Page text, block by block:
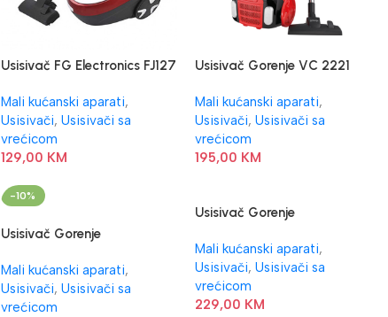
Usisivač FG Electronics FJ127
Mali kućanski aparati,
Usisivači, Usisivači sa
vrećicom
129,00 KM
Usisivač Gorenje VC 2221
Mali kućanski aparati,
Usisivači, Usisivači sa
vrećicom
195,00 KM
-10%
Usisivač Gorenje
Mali kućanski aparati,
Usisivači, Usisivači sa
vrećicom
Usisivač Gorenje
Mali kućanski aparati,
Usisivači, Usisivači sa
vrećicom
229,00 KM